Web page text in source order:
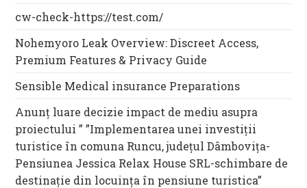
cw-check-https://test.com/
Nohemyoro Leak Overview: Discreet Access,
Premium Features & Privacy Guide
Sensible Medical insurance Preparations
Anunț luare decizie impact de mediu asupra
proiectului ” ”Implementarea unei investiții
turistice în comuna Runcu, județul Dâmbovița-
Pensiunea Jessica Relax House SRL-schimbare de
destinație din locuința în pensiune turistica”